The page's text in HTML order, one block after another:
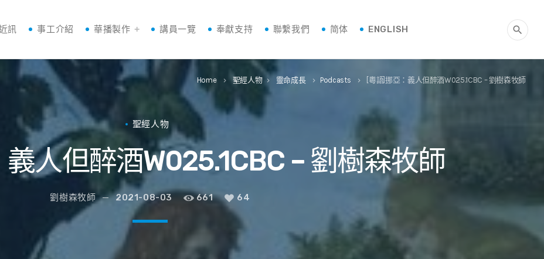
訊 事工介紹 華播製作 講員一覽 奉獻支持 聯繫我們 简体 ENGLISH search
Home keyboard_arrow_right 聖經人物 keyboard_arrow_right 靈命成長 keyboard_arrow_right Podcasts keyboard_arrow_right [粵語]挪亞：義人但醉酒W025.1CBC – 劉樹森牧師
聖經人物
人但醉酒W025.1CBC – 劉樹森牧師
劉樹森牧師 2021-08-03 661 64